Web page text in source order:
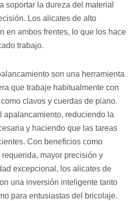
soportar la dureza del material
Los alicates de alto
en ambos frentes, lo que los hace
trabajo.
son una herramienta
que trabaje habitualmente con
clavos y cuerdas de piano.
apalancamiento, reduciendo la
y haciendo que las tareas
Con beneficios como
mayor precisión y
excepcional, los alicates de
una inversión inteligente tanto
para entusiastas del bricolaje.